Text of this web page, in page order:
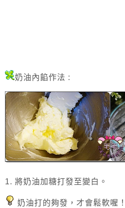
奶油內餡作法 :
1. 將奶油加糖打發至變白。
奶油打的夠發，才會鬆軟喔